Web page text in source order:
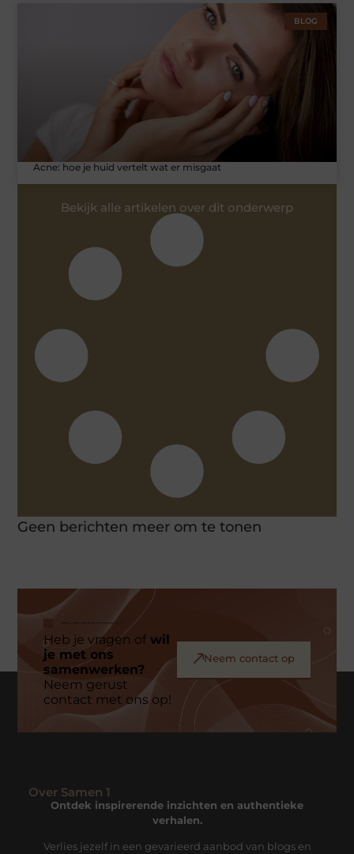
BLOG
Acne: hoe je huid vertelt wat er misgaat
Bekijk alle artikelen over dit onderwerp
Geen berichten meer om te tonen
Heb je vragen ofwil
je met ons
samenwerken?
Neem gerust
contact met ons op!
Neem contact op
Over Samen 1
Ontdek inspirerende inzichten en authentieke
verhalen.
Verlies jezelf in een gevarieerd aanbod van blogs en